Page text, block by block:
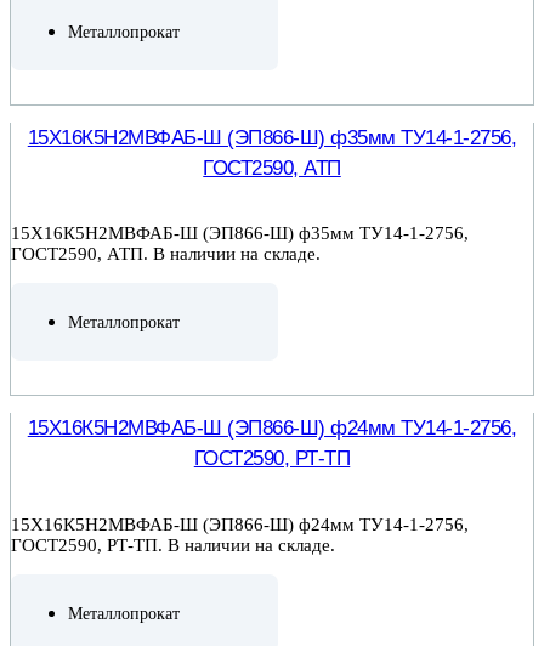
Металлопрокат
15Х16К5Н2МВФАБ-Ш (ЭП866-Ш) ф35мм ТУ14-1-2756,
ГОСТ2590, АТП
15Х16К5Н2МВФАБ-Ш (ЭП866-Ш) ф35мм ТУ14-1-2756,
ГОСТ2590, АТП. В наличии на складе.
Металлопрокат
15Х16К5Н2МВФАБ-Ш (ЭП866-Ш) ф24мм ТУ14-1-2756,
ГОСТ2590, РТ-ТП
15Х16К5Н2МВФАБ-Ш (ЭП866-Ш) ф24мм ТУ14-1-2756,
ГОСТ2590, РТ-ТП. В наличии на складе.
Металлопрокат